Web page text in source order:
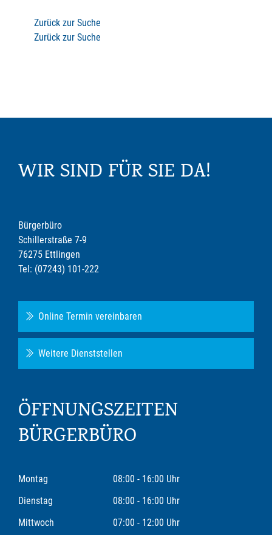
Zurück zur Suche
Zurück zur Suche
WIR SIND FÜR SIE DA!
Bürgerbüro
Schillerstraße 7-9
76275 Ettlingen
Tel: (07243) 101-222
Online Termin vereinbaren
Weitere Dienststellen
ÖFFNUNGSZEITEN
BÜRGERBÜRO
Montag
08:00 - 16:00 Uhr
Dienstag
08:00 - 16:00 Uhr
Mittwoch
07:00 - 12:00 Uhr